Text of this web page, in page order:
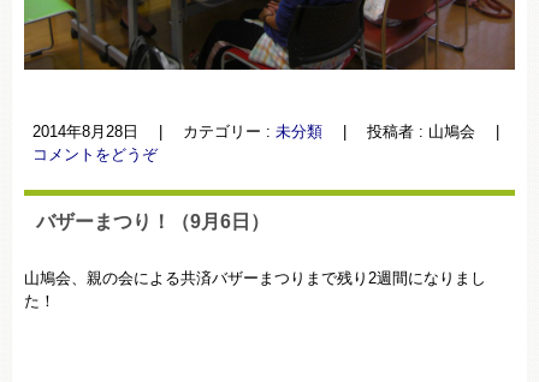
2014年8月28日 カテゴリー : 未分類 投稿者 : 山鳩会
コメントをどうぞ
バザーまつり！（9月6日）
山鳩会、親の会による共済バザーまつりまで残り2週間になりまし
た！